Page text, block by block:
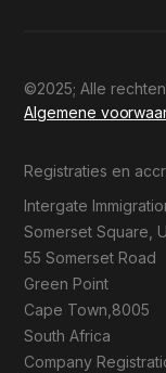
©2025; Alle
Algemene
Registraties en
Intergate
Somerset Square,
55 Somerset Road
Green Point
Cape Town,8005
South Africa
Company